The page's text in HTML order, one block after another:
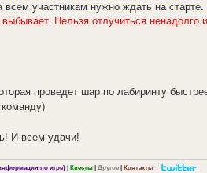
всем участникам нужно ждать на старте.
Нельзя отлучиться ненадолго
проведет шар по лабиринту
И всем удачи!
по игре) Квесты Другое Контакты |